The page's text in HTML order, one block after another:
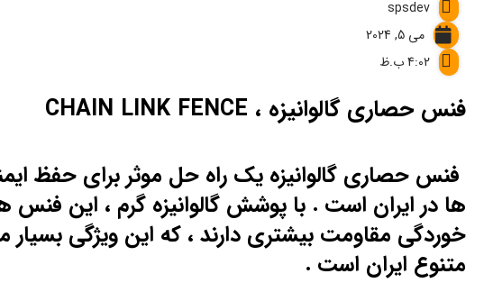
spsdev
می 5, 2024
4:02 ب.ظ
فنس حصاری گالوانیزه ، CHAIN LINK FENCE
فنس حصاری گالوانیزه یک راه حل موثر برای حفظ
ها در ایران است . با پوشش گالوانیزه گرم ، این فنس
خوردگی مقاومت بیشتری دارند ، که این ویژگی
متنوع ایران است .